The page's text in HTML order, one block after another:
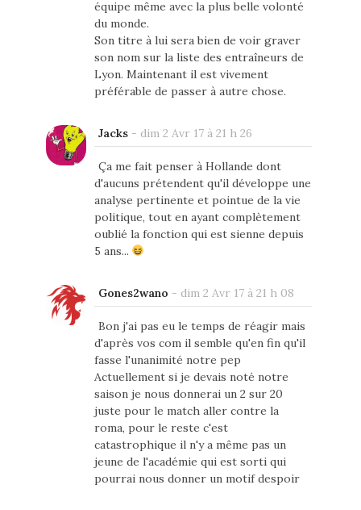
équipe même avec la plus belle volonté
du monde.
Son titre à lui sera bien de voir graver
son nom sur la liste des entraîneurs de
Lyon. Maintenant il est vivement
préférable de passer à autre chose.
Jacks- dim 2 Avr 17 à 21 h 26
Ça me fait penser à Hollande dont
d'aucuns prétendent qu'il développe une
analyse pertinente et pointue de la vie
politique, tout en ayant complètement
oublié la fonction qui est sienne depuis
5 ans...
Gones2wano - dim 2 Avr 17 à 21 h 08
Bon j'ai pas eu le temps de réagir mais
d'après vos com il semble qu'en fin qu'il
fasse l'unanimité notre pep
Actuellement si je devais noté notre
saison je nous donnerai un 2 sur 20
juste pour le match aller contre la
roma, pour le reste c'est
catastrophique il n'y a même pas un
jeune de l'académie qui est sorti qui
pourrai nous donner un motif despoir